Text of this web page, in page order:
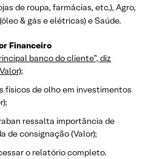
de roupa, farmácias, etc.), Agro,
& gás e elétricas) e Saúde.
Financeiro
banco do cliente”, diz
físicos de olho em investimentos
ressalta importância de
de consignação (Valor);
o relatório completo.